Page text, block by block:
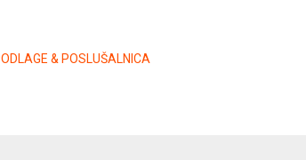
& POSLUŠALNICA